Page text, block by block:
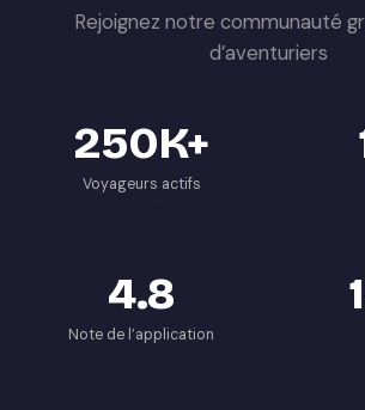
Rejoignez notre communauté
d’aventuriers
250K+
Voyageurs actifs
4.8
Note de l’application